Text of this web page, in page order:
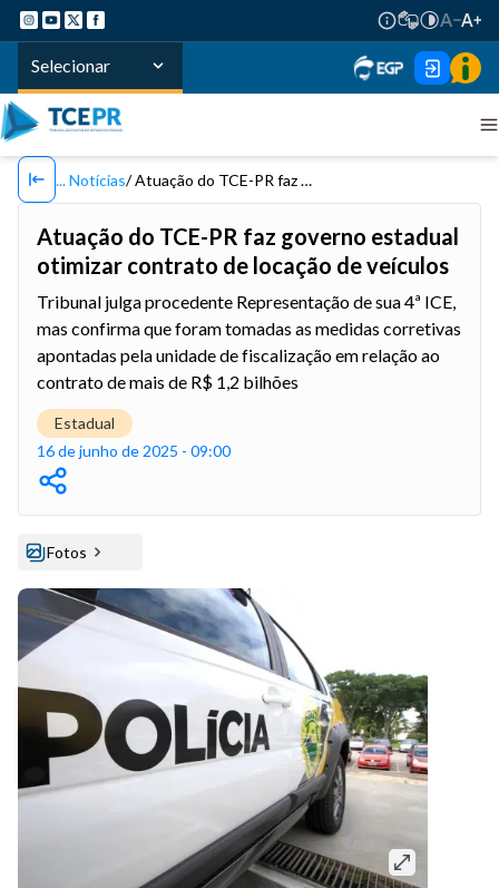
Selecionar
Notícias Atuação do TCE-PR faz governo estadual otimizar contrato de locação de veículos
Atuação do TCE-PR faz governo estadual
otimizar contrato de locação de veículos
Tribunal julga procedente Representação de sua 4ª ICE,
mas confirma que foram tomadas as medidas corretivas
apontadas pela unidade de fiscalização em relação ao
contrato de mais de R$ 1,2 bilhões
Estadual
16 de junho de 2025 - 09:00
Fotos